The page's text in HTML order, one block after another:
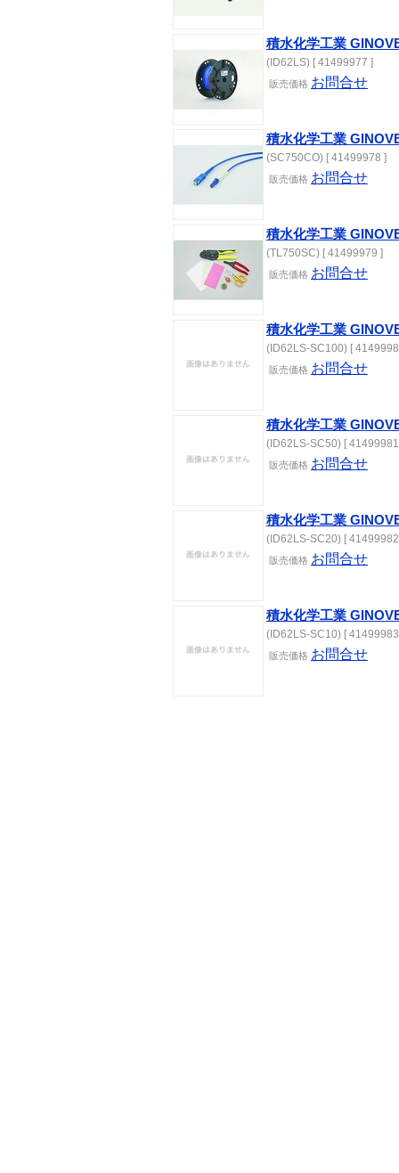
積水化学工業
(ID62LS) [ 41499977 ]
販売価格 お問合せ
積水化学工業
(SC750CO) [ 41499978 ]
販売価格 お問合せ
積水化学工業
(TL750SC) [ 41499979 ]
販売価格 お問合せ
積水化学工業
(ID62LS-SC100) [
販売価格 お問合せ
積水化学工業
(ID62LS-SC50) [
販売価格 お問合せ
積水化学工業
(ID62LS-SC20) [
販売価格 お問合せ
積水化学工業
(ID62LS-SC10) [
販売価格 お問合せ